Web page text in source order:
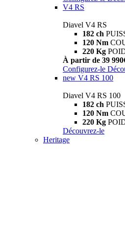
V4 RS
Diavel V4 RS
182 ch
120 Nm
220 Kg
À partir de 39
Configurez-le
new V4 RS 100
Diavel V4 RS 100
182 ch
120 Nm
220 Kg
Découvrez-le
Heritage